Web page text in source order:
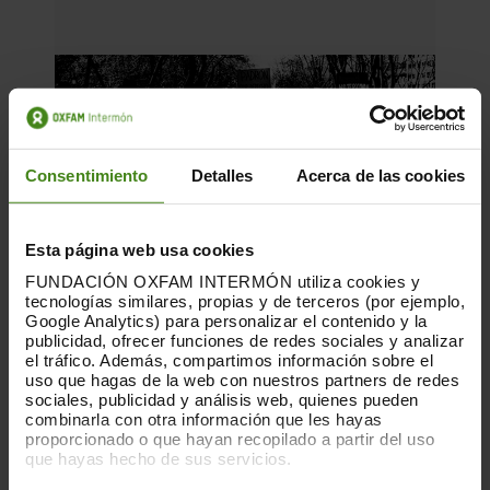
Consentimiento Detalles Acerca de las cookies
Esta página web usa cookies
FUNDACIÓN OXFAM INTERMÓN utiliza cookies y
tecnologías similares, propias y de terceros (por ejemplo,
Google Analytics) para personalizar el contenido y la
publicidad, ofrecer funciones de redes sociales y analizar
el tráfico. Además, compartimos información sobre el
uso que hagas de la web con nuestros partners de redes
sociales, publicidad y análisis web, quienes pueden
combinarla con otra información que les hayas
proporcionado o que hayan recopilado a partir del uso
que hayas hecho de sus servicios.
20.02.2026
El derecho a tener derechos. Cuando